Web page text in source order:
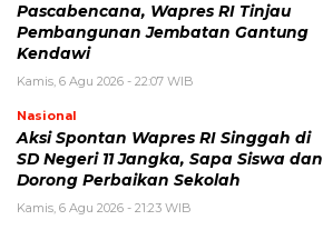
Pascabencana, Wapres RI Tinjau
Pembangunan Jembatan Gantung
Kendawi
Kamis, 6 Agu 2026 - 22:07 WIB
Nasional
Aksi Spontan Wapres RI Singgah di
SD Negeri 11 Jangka, Sapa Siswa dan
Dorong Perbaikan Sekolah
Kamis, 6 Agu 2026 - 21:23 WIB